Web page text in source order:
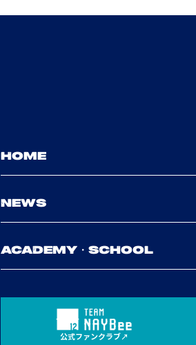
HOME
NEWS
ACADEMY・SCHOOL
公式ファンクラブ